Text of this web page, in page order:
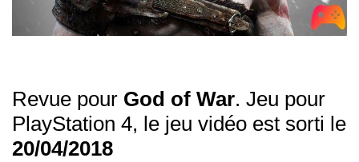
Revue pour God of War. Jeu pour
PlayStation 4, le jeu vidéo est sorti le
20/04/2018